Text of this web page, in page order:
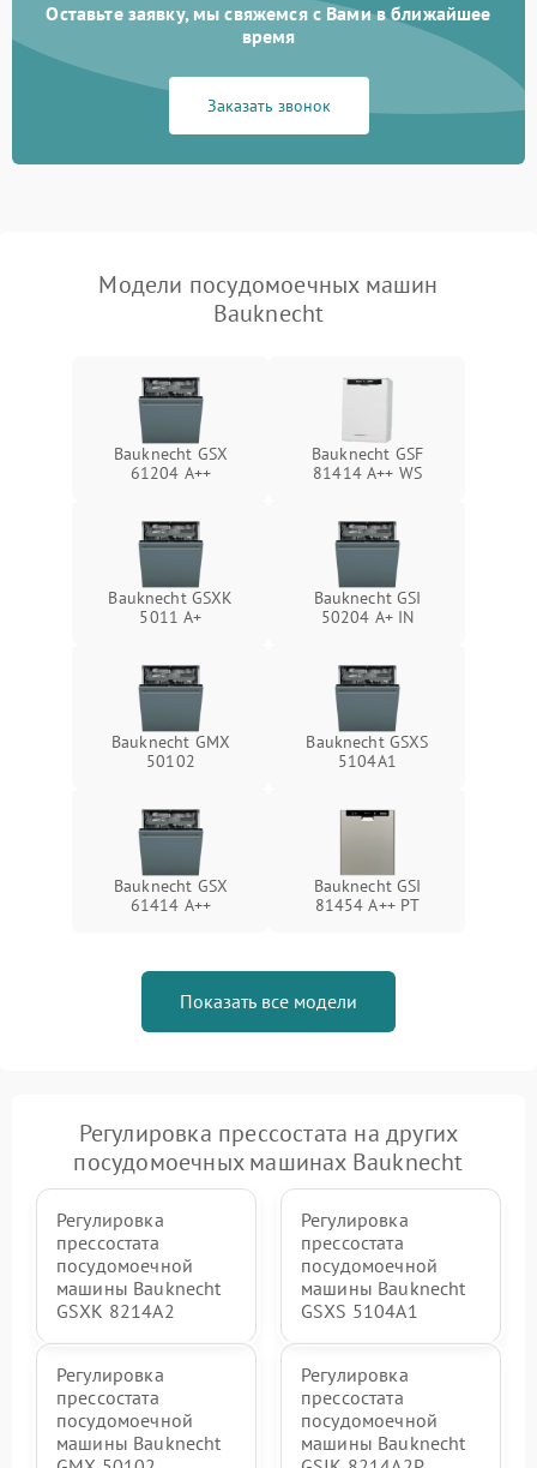
Не работает сушилка 2100 ₽ Подробнее →
Сбои в работе таймера 1700 ₽
Оставьте заявку, мы свяжемся с Вами в ближайшее
время
Заказать звонок
Модели посудомоечных машин
Bauknecht
Bauknecht GSX
61204 A++
Bauknecht GSF
81414 A++ WS
Bauknecht GSXK
5011 A+
Bauknecht GSI
50204 A+ IN
Bauknecht GMX
50102
Bauknecht GSXS
5104A1
Bauknecht GSX
61414 A++
Bauknecht GSI
81454 A++ PT
Показать все модели
Регулировка прессостата на других
посудомоечных машинах Bauknecht
Регулировка
прессостата
посудомоечной
машины Bauknecht
GSXK 8214A2
Регулировка
прессостата
посудомоечной
машины Bauknecht
GSXS 5104A1
Регулировка
прессостата
посудомоечной
машины Bauknecht
Регулировка
прессостата
посудомоечной
машины Bauknecht